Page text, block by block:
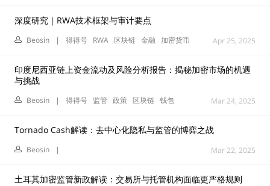
深度研究｜RWA技术框架与审计要点
Beosin | 得得号 RWA 区块链 金融 加密货币 Apr 25, 2025
印度尼西亚链上资金流动及风险分析报告：揭秘加密市场的机遇
与挑战
Beosin | 得得号 监管 政策 区块链 钱包 Mar 24, 2025
Tornado Cash解读：去中心化隐私与监管的博弈之战
Beosin | Mar 22, 2025
土耳其加密监管新政解读：交易所与托管机构面临更严格规则